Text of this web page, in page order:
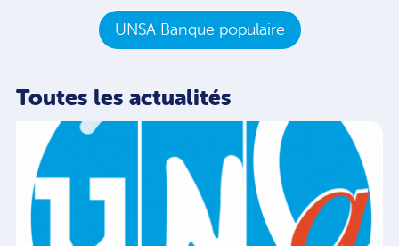
UNSA Banque populaire
Toutes les actualités